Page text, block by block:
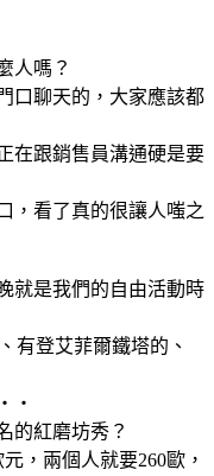
人嗎？
口聊天的，大家應該都
在跟銷售員溝通硬是要
，看了真的很讓人嗤之
就是我們的自由活動時
有登艾菲爾鐵塔的、
的紅磨坊秀？
，兩個人就要260歐，